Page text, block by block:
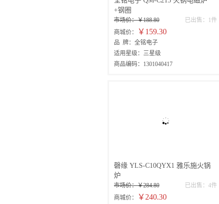
+钢圈
已出售：1件
市场价：￥188.80
商城价：
￥159.30
品 牌：全铭电子
适用星级：三星级
商品编码：1301040417
磬缘 YLS-C10QYX1 雅乐施火锅
炉
已出售：4件
市场价：￥284.80
商城价：
￥240.30